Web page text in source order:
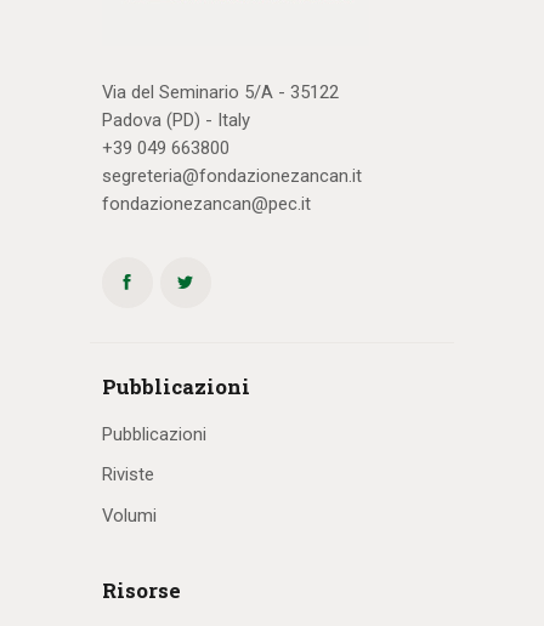
Via del Seminario 5/A - 35122
Padova (PD) - Italy
+39 049 663800
segreteria@fondazionezancan.it
fondazionezancan@pec.it
Pubblicazioni
Pubblicazioni
Riviste
Volumi
Risorse